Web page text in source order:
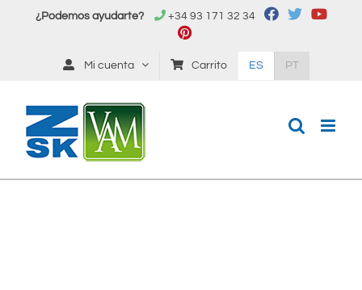
¿Podemos ayudarte? +34 93 171 32 34
Mi cuenta Carrito ES PT